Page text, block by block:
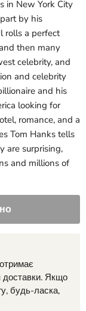
in New York City
by his
rolls a perfect
then many
celebrity, and
and celebrity
and his
looking for
romance, and a
Tom Hanks tells
are surprising,
and millions of
доставки. Якщо
будь-ласка,